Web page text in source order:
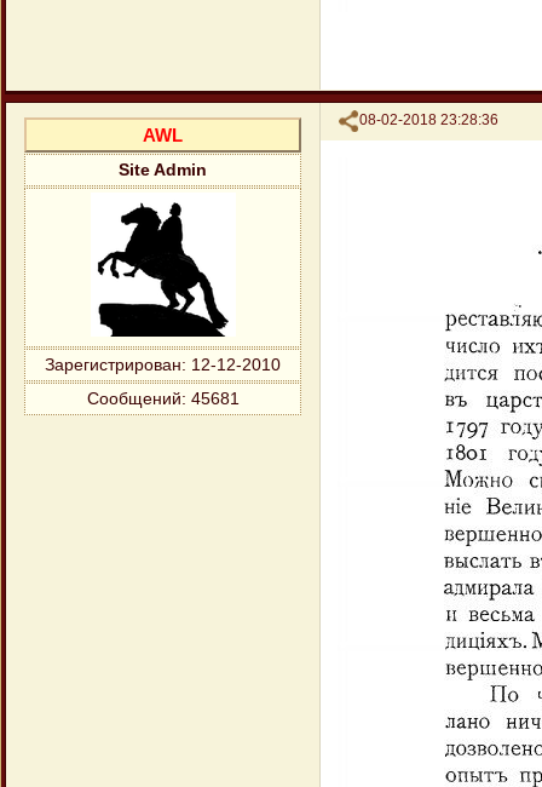
Поделиться
08-02-2018 23:28:36
AWL
Site Admin
Зарегистрирован: 12-12-2010
Сообщений: 45681